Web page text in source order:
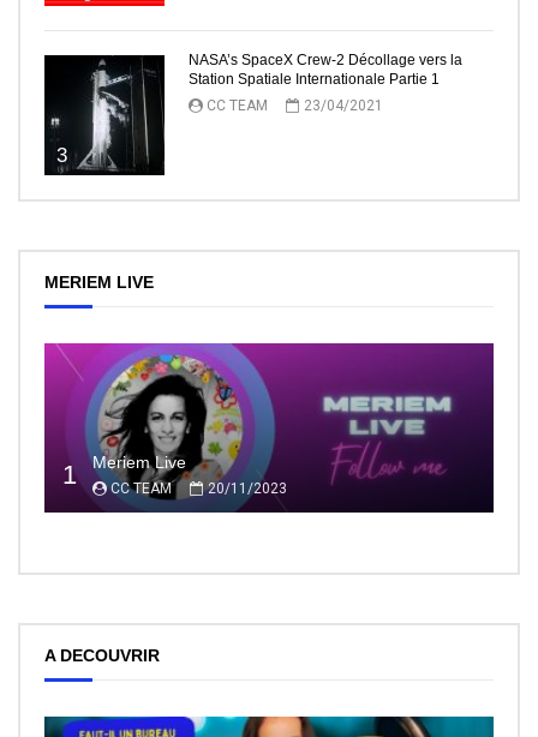
3
NASA’s SpaceX Crew-2 Décollage vers la
Station Spatiale Internationale Partie 1
CC TEAM
23/04/2021
MERIEM LIVE
1 Meriem Live
CC TEAM 20/11/2023
A DECOUVRIR